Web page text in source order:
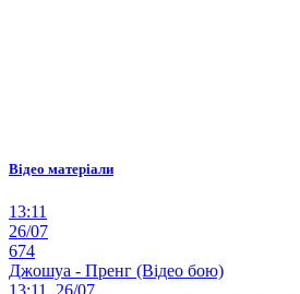
Відео матеріали
13:11
26/07
674
Джошуа - Пренг (Відео бою)
13:11, 26/07